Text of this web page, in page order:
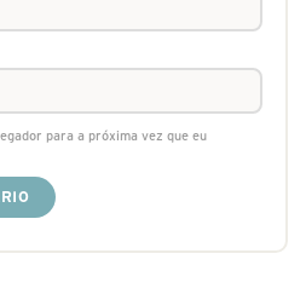
para a próxima vez que eu